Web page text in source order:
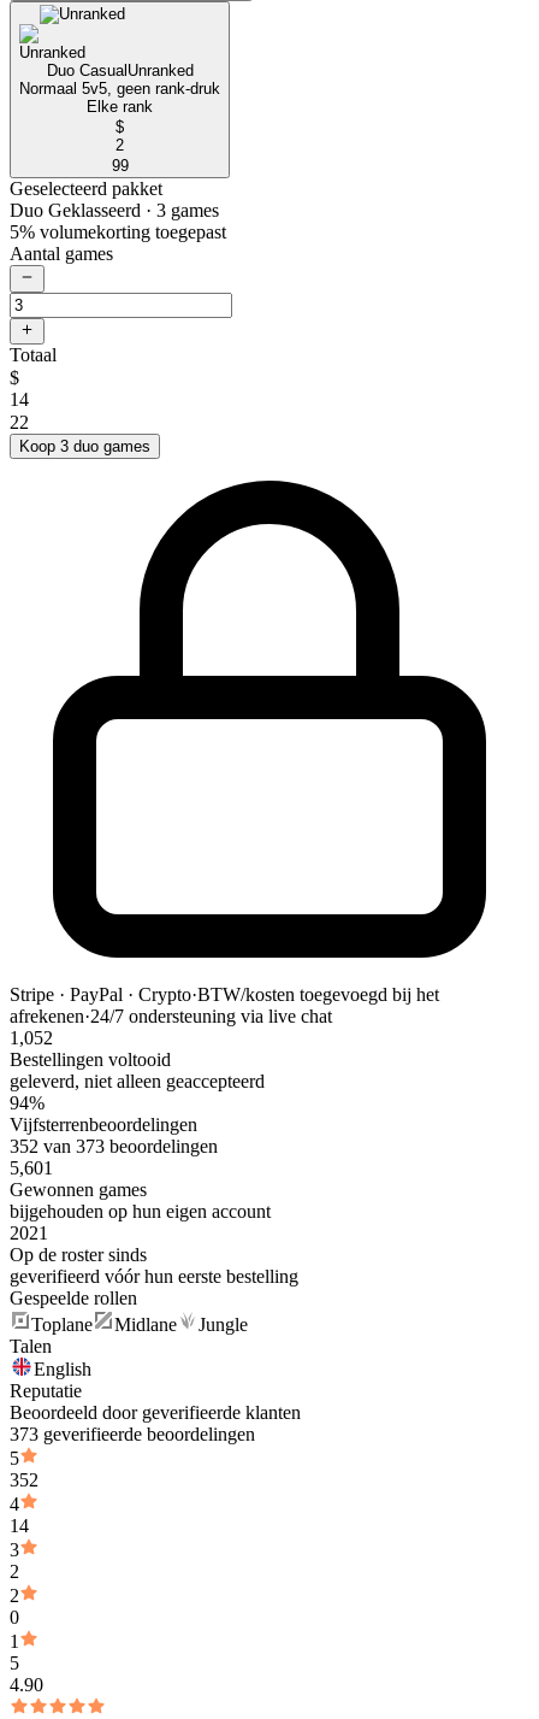
Duo Casual Unranked
Normaal 5v5, geen rank-druk
Elke rank
$
2
99
Geselecteerd pakket
Duo Geklasseerd · 3 games
5% volumekorting toegepast
Aantal games
Totaal
$
14
22
Koop 3 duo games
Stripe · PayPal · Crypto·BTW/kosten toegevoegd bij het
afrekenen·24/7 ondersteuning via live chat
1,052
Bestellingen voltooid
geleverd, niet alleen geaccepteerd
94%
Vijfsterrenbeoordelingen
352 van 373 beoordelingen
5,601
Gewonnen games
bijgehouden op hun eigen account
2021
Op de roster sinds
geverifieerd vóór hun eerste bestelling
Gespeelde rollen
Toplane
Midlane
Jungle
Talen
English
Reputatie
Beoordeeld door geverifieerde klanten
373 geverifieerde beoordelingen
5
352
4
14
3
2
2
0
1
5
4.90